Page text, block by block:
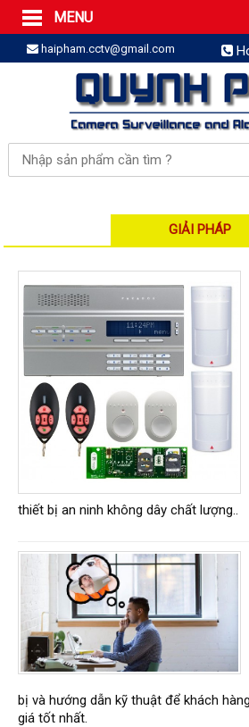
MENU
Trang Chủ
Sản phẩm
SẢN PHẨM TRỌN GÓI
LẮP BÁO TRỘM TRỌN GÓI
LẮP CAMERA TRỌN GÓI
Camera IP
Camera IP KBVISION
Camera IP HIKVISION
Camera IP Dahua
Camera IP Visionhitech
Đầu ghi IP | NVR
Đầu ghi IP HIKVISION
Đầu ghi IP KBVISION
Đầu ghi IP HDParagon
Đầu ghi IP Dahua
Đầu ghi IP Visionhitech
Camera HIKVISION
Camera Dahua
Camera Visionhitech
Camera KBVISION
Camera HDParagon
Đầu ghi Analog
haipham.cctv@gmail.com
GIẢI PHÁP
thiết bị an ninh không dây chất lượng..
bị và hướng dẫn kỹ thuật để khách
giá tốt nhất.